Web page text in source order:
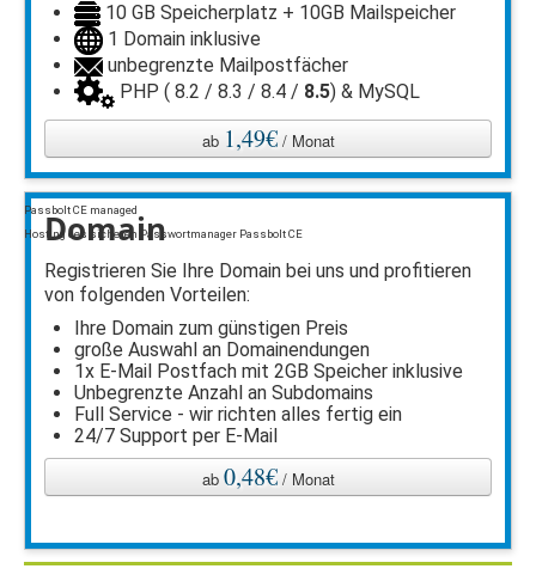
Passbolt CE managed
Hosting des sicheren Passwortmanager Passbolt CE
10 GB Speicherplatz + 10GB Mailspeicher
1 Domain inklusive
unbegrenzte Mailpostfächer
PHP ( 8.2 / 8.3 / 8.4 / 8.5) & MySQL
ab 1,49€/ Monat
Domain
Registrieren Sie Ihre Domain bei uns und profitieren
von folgenden Vorteilen:
Ihre Domain zum günstigen Preis
große Auswahl an Domainendungen
1x E-Mail Postfach mit 2GB Speicher inklusive
Unbegrenzte Anzahl an Subdomains
Full Service - wir richten alles fertig ein
24/7 Support per E-Mail
ab 0,48€/ Monat